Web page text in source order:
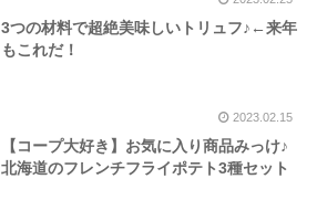
3つの材料で超絶美味しいトリュフ♪←来年
もこれだ！
2023.02.15
【コープ大好き】お気に入り商品みっけ♪
北海道のフレンチフライポテト3種セット